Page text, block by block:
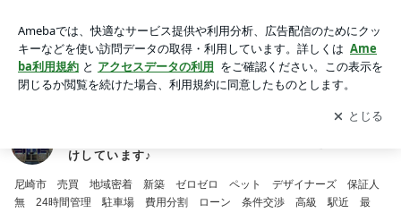
ション尼崎三和店ブログ☆最新情報を日々お届けしています♪
アプリをダウンロードして ブログの更新通知
を受け取りまし
ょう。
開く
けしています♪
尼崎市 売買 地域密着 新築 ゼロゼロ ペット デザイナーズ 保証人
無 24時間管理 駐車場 費用分割 ローン 条件交渉 高級 駅近 最